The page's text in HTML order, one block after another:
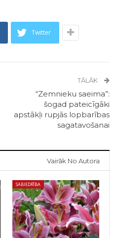
Twitter
TĀLĀK
“Zemnieku saeima”:
šogad pateicīgāki
apstākļi rupjās lopbarības
sagatavošanai
Vairāk No Autora
SABIEDRĪBA